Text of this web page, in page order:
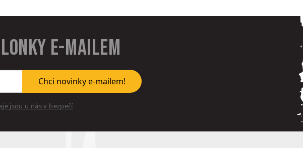
e-mailem
Chci novinky e-mailem!
jsou u nás v bezpečí